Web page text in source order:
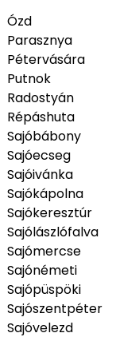
Ózd
Parasznya
Pétervására
Putnok
Radostyán
Répáshuta
Sajóbábony
Sajóecseg
Sajóivánka
Sajókápolna
Sajókeresztúr
Sajólászlófalva
Sajómercse
Sajónémeti
Sajópüspöki
Sajószentpéter
Sajóvelezd